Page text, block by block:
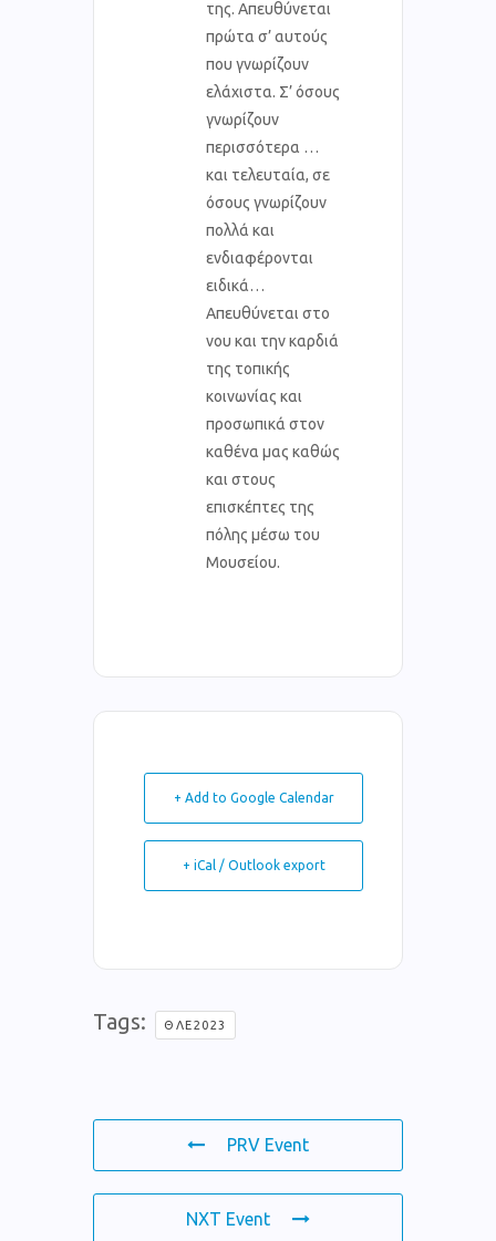
της. Απευθύνεται
πρώτα σ’ αυτούς
που γνωρίζουν
ελάχιστα. Σ’ όσους
γνωρίζουν
περισσότερα …
και τελευταία, σε
όσους γνωρίζουν
πολλά και
ενδιαφέρονται
ειδικά…
Απευθύνεται στο
νου και την καρδιά
της τοπικής
κοινωνίας και
προσωπικά στον
καθένα μας καθώς
και στους
επισκέπτες της
πόλης μέσω του
Μουσείου.
+ Add to Google Calendar
+ iCal / Outlook export
Tags: ΘΛΕ2023
PRV Event
NXT Event